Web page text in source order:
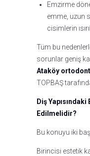
Emzirme
emme, uzun
cisimlerin
Tüm bu
sorunlar geniş
Ataköy
TOPBAŞ
Diş
Edilmelidir?
Bu konuyu iki
Birincisi estetik